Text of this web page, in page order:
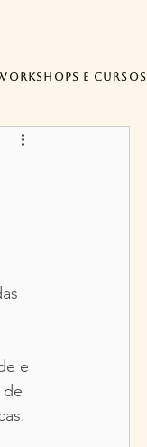
e Cursos
e
de